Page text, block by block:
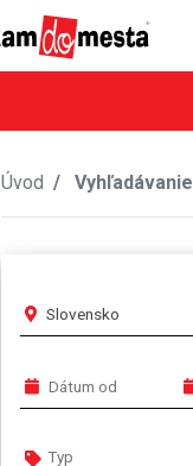
Úvod Vyhľadávanie
Slovensko